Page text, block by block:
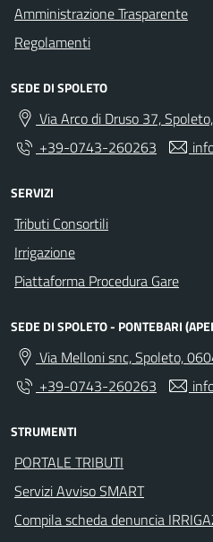
Amministrazione Trasparente
Regolamenti
SEDE DI SPOLETO
Via Arco di Druso 37,
+39-0743-260263
SERVIZI
Tributi Consortili
Irrigazione
Piattaforma Procedura Gare
SEDE DI SPOLETO - PONTEBARI
Via Melloni snc, Spoleto,
+39-0743-260263
STRUMENTI
PORTALE TRIBUTI
Servizi Avviso SMART
Compila scheda denuncia